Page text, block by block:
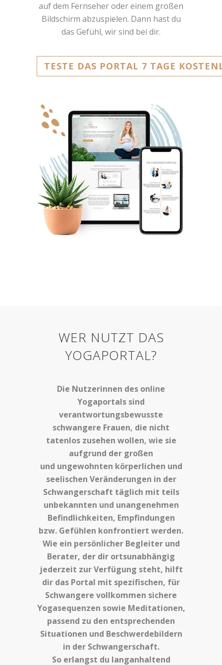
auf dem Fernseher oder einem großen
Bildschirm abzuspielen. Dann hast du
das Gefühl, wir sind bei dir.
TESTE DAS PORTAL 7 TAGE
WER NUTZT DAS
YOGAPORTAL?
Die Nutzerinnen des online
Yogaportals sind
verantwortungsbewusste
schwangere Frauen, die nicht
tatenlos zusehen wollen, wie sie
aufgrund der großen
und ungewohnten körperlichen und
seelischen Veränderungen in der
Schwangerschaft täglich mit teils
unbekannten und unangenehmen
Befindlichkeiten, Empfindungen
bzw. Gefühlen konfrontiert werden.
Wie ein persönlicher Begleiter und
Berater, der dir ortsunabhängig
jederzeit zur Verfügung steht, hilft
dir das Portal mit spezifischen, für
Schwangere vollkommen sichere
Yogasequenzen sowie Meditationen,
passend zu den entsprechenden
Situationen und Beschwerdebildern
in der Schwangerschaft.
So erlangst du langanhaltend